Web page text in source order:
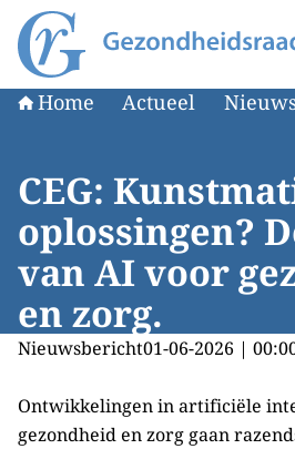
Naar de homepage van
Home Actueel
CEG:
oplossingen?
van AI voor
en zorg.
Nieuwsbericht01-06-2026 |
Ontwikkelingen in artificiële
gezondheid en zorg gaan